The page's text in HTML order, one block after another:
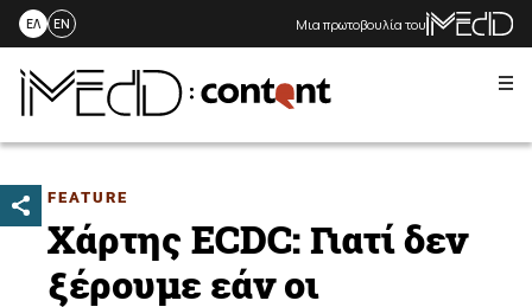
Skip
content
ΕΛ EN Μια πρωτοβουλία του
FEATURE
Χάρτης ECDC: Γιατί δεν
ξέρουμε εάν οι